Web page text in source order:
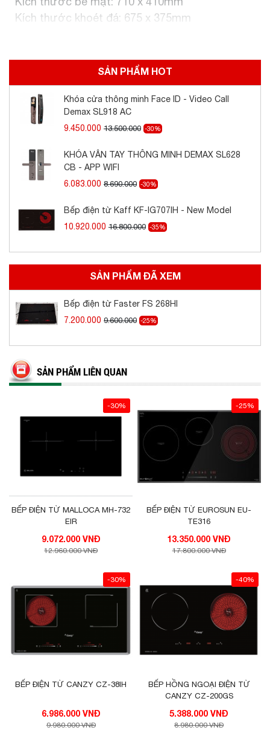
Kích thước khoét đá: 675 x 375mm
SẢN PHẨM HOT
Khóa cửa thông minh Face ID - Video Call
Demax SL918 AC
9.450.000 13.500.000 -30%
KHÓA VÂN TAY THÔNG MINH DEMAX SL628
CB - APP WIFI
6.083.000 8.690.000 -30%
Bếp điện từ Kaff KF-IG707IH - New Model
10.920.000 16.800.000 -35%
SẢN PHẨM ĐÃ XEM
Bếp điện từ Faster FS 268HI
7.200.000 9.600.000 -25%
SẢN PHẨM LIÊN QUAN
-30%
BẾP ĐIỆN TỪ MALLOCA MH-732
EIR
9.072.000 VNĐ
12.960.000 VNĐ
-25%
BẾP ĐIỆN TỪ EUROSUN EU-
TE316
13.350.000 VNĐ
17.800.000 VNĐ
-30%
BẾP ĐIỆN TỪ CANZY CZ-38IH
6.986.000 VNĐ
9.980.000 VNĐ
-40%
BẾP HỒNG NGOẠI ĐIỆN TỪ
CANZY CZ-200GS
5.388.000 VNĐ
8.980.000 VNĐ